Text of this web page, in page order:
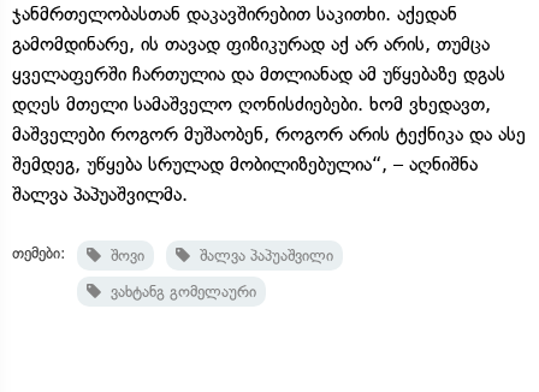
ჯანმრთელობასთან დაკავშირებით საკითხი. აქედან
გამომდინარე, ის თავად ფიზიკურად აქ არ არის, თუმცა
ყველაფერში ჩართულია და მთლიანად ამ უწყებაზე დგას
დღეს მთელი სამაშველო ღონისძიებები. ხომ ვხედავთ,
მაშველები როგორ მუშაობენ, როგორ არის ტექნიკა და ასე
შემდეგ, უწყება სრულად მობილიზებულია“, – აღნიშნა
შალვა პაპუაშვილმა.
თემები: შოვი
შალვა პაპუაშვილი
ვახტანგ გომელაური